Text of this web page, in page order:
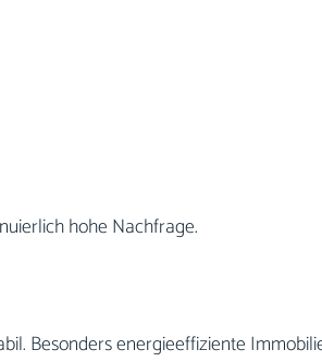
hohe Nachfrage.
Besonders energieeffiziente